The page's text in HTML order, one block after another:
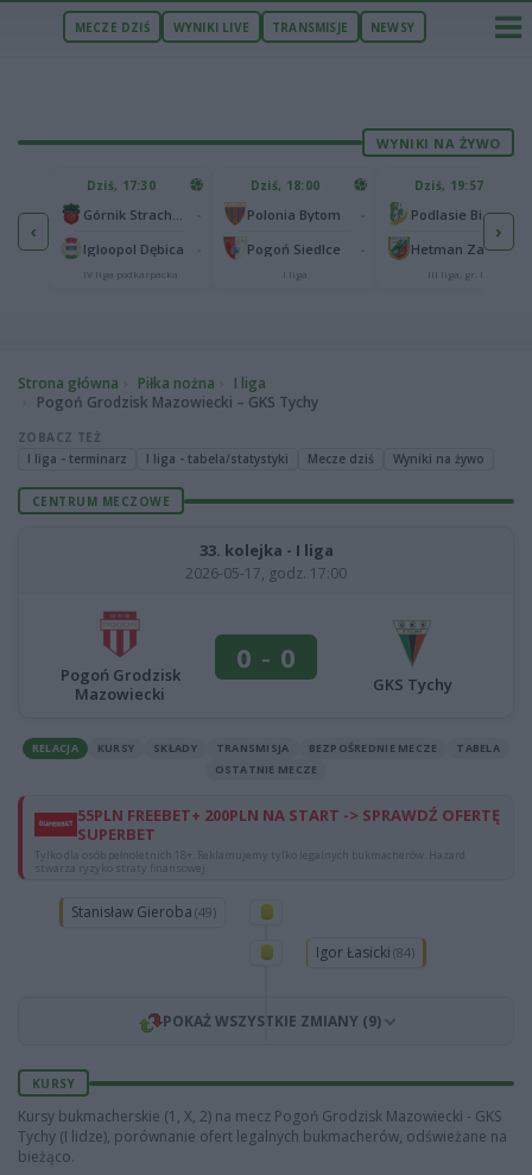
MECZE DZIŚ WYNIKI LIVE TRANSMISJE NEWSY
WYNIKI NA ŻYWO
‹
65
25
Dziś, 17:30
Igloopol Dębica
IV liga podkarpacka
Dziś, 18:00
Polonia Bytom
Pogoń Siedlce
I liga
Dziś, 19:57
Podlasie Biała Podlaska
Hetman Zamość
III liga, gr. IV
›
Strona główna Piłka nożna
I liga
Pogoń Grodzisk Mazowiecki – GKS Tychy
ZOBACZ TEŻ
I liga - terminarz
I liga - tabela/statystyki Mecze dziś Wyniki na żywo
CENTRUM MECZOWE
33. kolejka - I liga
2026-05-17, godz. 17:00
Pogoń Grodzisk
Mazowiecki
0 - 0
GKS Tychy
RELACJA KURSY SKŁADY TRANSMISJA BEZPOŚREDNIE MECZE
TABELA
OSTATNIE MECZE
55PLN FREEBET+ 200PLN NA START -> SPRAWDŹ OFERTĘ
SUPERBET
Tylko dla osób pełnoletnich 18+. Reklamujemy tylko legalnych bukmacherów. Hazard
stwarza ryzyko straty finansowej.
Stanisław Gieroba (49)
Igor Łasicki (84)
POKAŻ WSZYSTKIE ZMIANY (9)
KURSY
Kursy bukmacherskie (1, X, 2) na mecz Pogoń Grodzisk Mazowiecki - GKS
Tychy (I lidze), porównanie ofert legalnych bukmacherów, odświeżane na
bieżąco.